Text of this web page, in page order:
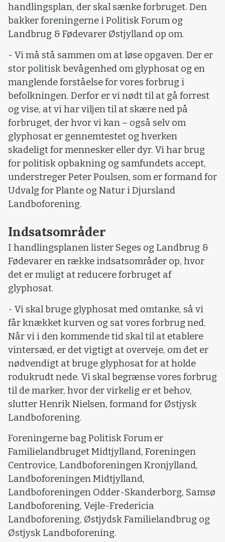
handlingsplan, der skal sænke forbruget. Den
bakker foreningerne i Politisk Forum og
Landbrug & Fødevarer Østjylland op om.
- Vi må stå sammen om at løse opgaven. Der er
stor politisk bevågenhed om glyphosat og en
manglende forståelse for vores forbrug i
befolkningen. Derfor er vi nødt til at gå forrest
og vise, at vi har viljen til at skære ned på
forbruget, der hvor vi kan – også selv om
glyphosat er gennemtestet og hverken
skadeligt for mennesker eller dyr. Vi har brug
for politisk opbakning og samfundets accept,
understreger Peter Poulsen, som er formand for
Udvalg for Plante og Natur i Djursland
Landboforening.
Indsatsområder
I handlingsplanen lister Seges og Landbrug &
Fødevarer en række indsatsområder op, hvor
det er muligt at reducere forbruget af
glyphosat.
- Vi skal bruge glyphosat med omtanke, så vi
får knækket kurven og sat vores forbrug ned.
Når vi i den kommende tid skal til at etablere
vintersæd, er det vigtigt at overveje, om det er
nødvendigt at bruge glyphosat for at holde
rodukrudt nede. Vi skal begrænse vores forbrug
til de marker, hvor der virkelig er et behov,
slutter Henrik Nielsen, formand for Østjysk
Landboforening.
Foreningerne bag Politisk Forum er
Familielandbruget Midtjylland, Foreningen
Centrovice, Landboforeningen Kronjylland,
Landboforeningen Midtjylland,
Landboforeningen Odder-Skanderborg, Samsø
Landboforening, Vejle-Fredericia
Landboforening, Østjydsk Familielandbrug og
Østjysk Landboforening.